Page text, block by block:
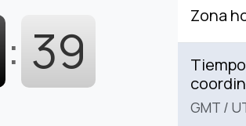
: 40
Zona
GMT /